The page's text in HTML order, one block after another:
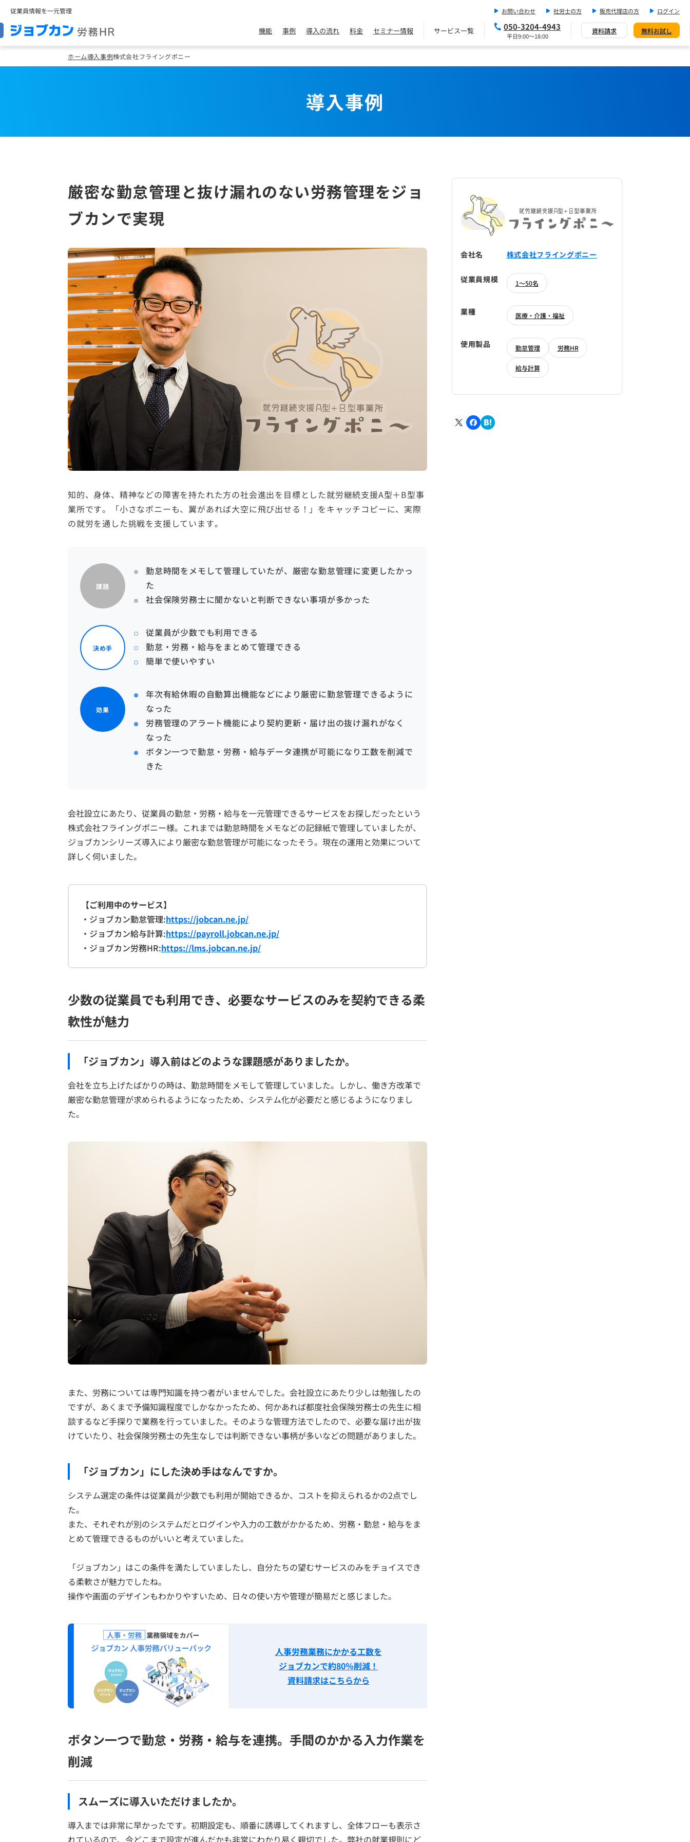
従業員情報を一元管理 お問い合わせ 社労士の方 販売代理店の方 ログイン
機能 事例 導入の流れ 料金 セミナー情報 サービス一覧 050-3204-4943
平日9:00～18:00
資料請求 無料お試し
ホーム導入事例株式会社フライングポニー
導入事例
厳密な勤怠管理と抜け漏れのない労務管理をジョ
ブカンで実現
知的、身体、精神などの障害を持たれた方の社会進出を目標とした就労継続支援A型＋B型事
業所です。「小さなポニーも、翼があれば大空に飛び出せる！」をキャッチコピーに、実際
の就労を通した挑戦を支援しています。
課題
勤怠時間をメモして管理していたが、厳密な勤怠管理に変更したかっ
た
社会保険労務士に聞かないと判断できない事項が多かった
決め手
従業員が少数でも利用できる
勤怠・労務・給与をまとめて管理できる
簡単で使いやすい
効果
年次有給休暇の自動算出機能などにより厳密に勤怠管理できるように
なった
労務管理のアラート機能により契約更新・届け出の抜け漏れがなく
なった
ボタン一つで勤怠・労務・給与データ連携が可能になり工数を削減で
きた
会社設立にあたり、従業員の勤怠・労務・給与を一元管理できるサービスをお探しだったという
株式会社フライングポニー様。これまでは勤怠時間をメモなどの記録紙で管理していましたが、
ジョブカンシリーズ導入により厳密な勤怠管理が可能になったそう。現在の運用と効果について
詳しく伺いました。
【ご利用中のサービス】
・ジョブカン勤怠管理:https://jobcan.ne.jp/
・ジョブカン給与計算:https://payroll.jobcan.ne.jp/
・ジョブカン労務HR:https://lms.jobcan.ne.jp/
少数の従業員でも利用でき、必要なサービスのみを契約できる柔
軟性が魅力
「ジョブカン」導入前はどのような課題感がありましたか。
会社を立ち上げたばかりの時は、勤怠時間をメモして管理していました。しかし、働き方改革で
厳密な勤怠管理が求められるようになったため、システム化が必要だと感じるようになりまし
た。
また、労務については専門知識を持つ者がいませんでした。会社設立にあたり少しは勉強したの
ですが、あくまで予備知識程度でしかなかったため、何かあれば都度社会保険労務士の先生に相
談するなど手探りで業務を行っていました。そのような管理方法でしたので、必要な届け出が抜
けていたり、社会保険労務士の先生なしでは判断できない事柄が多いなどの問題がありました。
「ジョブカン」にした決め手はなんですか。
システム選定の条件は従業員が少数でも利用が開始できるか、コストを抑えられるかの2点でし
た。
また、それぞれが別のシステムだとログインや入力の工数がかかるため、労務・勤怠・給与をま
とめて管理できるものがいいと考えていました。
「ジョブカン」はこの条件を満たしていましたし、自分たちの望むサービスのみをチョイスでき
る柔軟さが魅力でしたね。
操作や画面のデザインもわかりやすいため、日々の使い方や管理が簡易だと感じました。
人事労務業務にかかる工数を
ジョブカンで約80％削減！
資料請求はこちらから
ボタン一つで勤怠・労務・給与を連携。手間のかかる入力作業を
削減
スムーズに導入いただけましたか。
導入までは非常に早かったです。初期設定も、順番に誘導してくれますし、全体フローも表示さ
れているので、今どこまで設定が進んだかも非常にわかり易く親切でした。弊社の就業規則にど
会社名 株式会社フライングポニー
従業員規模 1～50名
業種 医療・介護・福祉
使用製品 勤怠管理 労務HR
給与計算